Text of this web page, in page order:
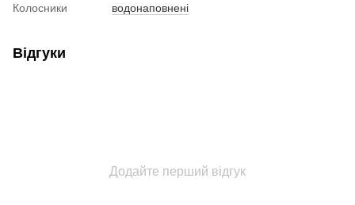
Колосники водонаповнені
Відгуки
Додайте перший відгук